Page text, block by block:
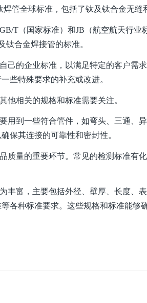
管全球标准，包括了钛及钛合金无缝
T（国家标准）和JB（航空航天行业
钛合金焊接管的标准。
的企业标准，以满足特定的客户需
些特殊要求的补充或改进。
相关的规格和标准需要关注。
到一些符合管件，如弯头、三通、
保其连接的可靠性和密封性。
量的重要环节。常见的检测标准有
富，主要包括外径、壁厚、长度、
各种标准要求。这些规格和标准能够